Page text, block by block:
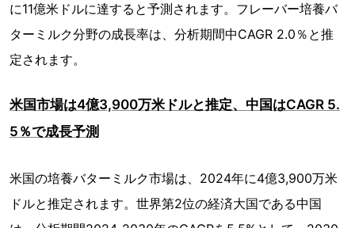
に11億米ドルに達すると予測されます。フレーバー培養バ
ターミルク分野の成長率は、分析期間中CAGR 2.0％と推
定されます。
米国市場は4億3,900万米ドルと推定、中国はCAGR 5.
5％で成長予測
米国の培養バターミルク市場は、2024年に4億3,900万米
ドルと推定されます。世界第2位の経済大国である中国